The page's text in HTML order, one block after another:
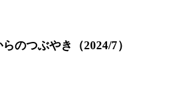
のつぶやき（2024/7）